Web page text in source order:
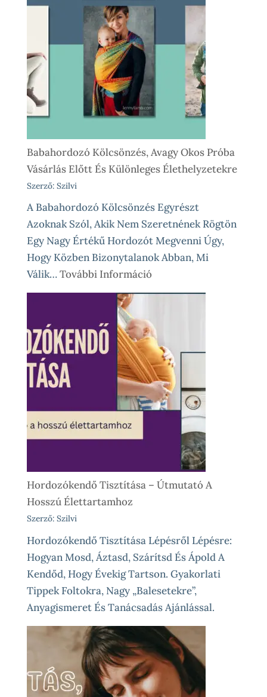
Lépésre
Így
Működik
Nálunk
Babahordozó Kölcsönzés, Avagy Okos Próba
Vásárlás Előtt És Különleges Élethelyzetekre
Szerző: Szilvi
A Babahordozó Kölcsönzés Egyrészt
Azoknak Szól, Akik Nem Szeretnének Rögtön
Egy Nagy Értékű Hordozót Megvenni Úgy,
Hogy Közben Bizonytalanok Abban, Mi
Válik…További Információ:
Babahordozó
Avagy
Okos
Próba
Vásárlás
Előtt
És
Különleges
Élethelyzetekre
Hordozókendő Tisztítása – Útmutató A
Hosszú Élettartamhoz
Szerző: Szilvi
Hordozókendő Tisztítása Lépésről Lépésre:
Hogyan Mosd, Áztasd, Szárítsd És Ápold A
Kendőd, Hogy Évekig Tartson. Gyakorlati
Tippek Foltokra, Nagy „balesetekre”,
Anyagismeret És Tanácsadás Ajánlással.